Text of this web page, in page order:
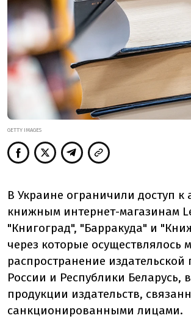
GETTY IMAGES
В Украине ограничили доступ
книжным интернет-магазинам
"Книгоград", "Барракуда" и
через которые осуществлялось
распространение издательской
России и Республики Беларусь,
продукции издательств,
санкционированными лицами.